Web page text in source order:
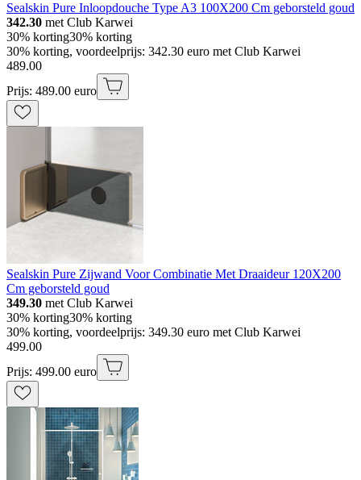
Sealskin Pure Inloopdouche Type A3 100X200 Cm geborsteld goud
342.30 met Club Karwei
30% korting30% korting
30% korting, voordeelprijs: 342.30 euro met Club Karwei
489.00
Prijs: 489.00 euro
Sealskin Pure Zijwand Voor Combinatie Met Draaideur 120X200
Cm geborsteld goud
349.30 met Club Karwei
30% korting30% korting
30% korting, voordeelprijs: 349.30 euro met Club Karwei
499.00
Prijs: 499.00 euro